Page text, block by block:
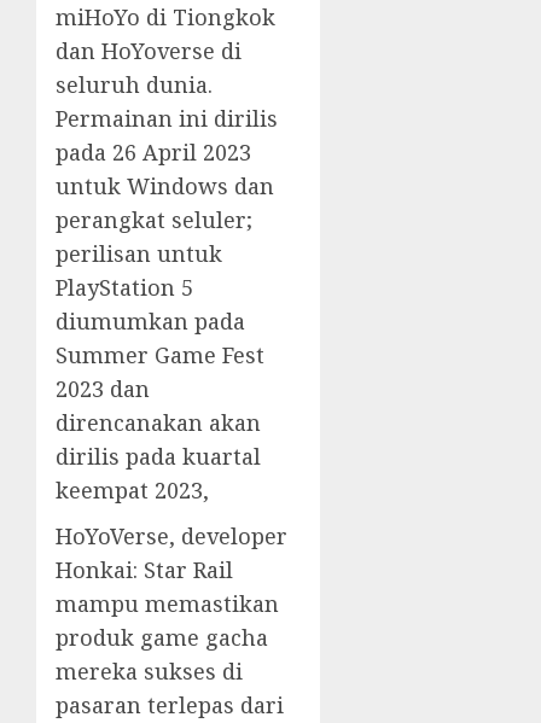
miHoYo di Tiongkok
dan HoYoverse di
seluruh dunia.
Permainan ini dirilis
pada 26 April 2023
untuk Windows dan
perangkat seluler;
perilisan untuk
PlayStation 5
diumumkan pada
Summer Game Fest
2023 dan
direncanakan akan
dirilis pada kuartal
keempat 2023,
HoYoVerse, developer
Honkai: Star Rail
mampu memastikan
produk game gacha
mereka sukses di
pasaran terlepas dari